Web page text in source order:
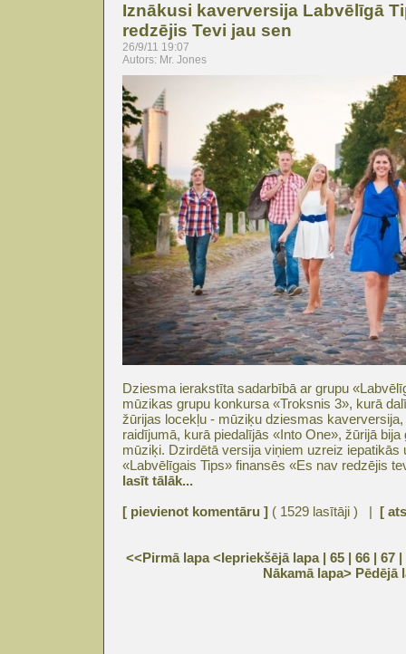
Iznākusi kaverversija Labvēlīgā
redzējis Tevi jau sen
26/9/11 19:07
Autors: Mr. Jones
Dziesma ierakstīta sadarbībā ar grupu
mūzikas grupu konkursa «Troksnis 3», kurā
žūrijas locekļu - mūziķu dziesmas
raidījumā, kurā piedalījās «Into One», žūrijā
mūziķi. Dzirdētā versija viņiem uzreiz iepatikās
«Labvēlīgais Tips» finansēs «Es nav redzējis
lasīt tālāk...
[ pievienot komentāru ] ( 1529 lasītāji ) | [
<<Pirmā lapa<Iepriekšējā lapa | 65 | 66 | 67 |
Nākamā lapa> Pēdējā